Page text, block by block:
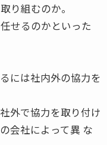
り組むのか。
せるのかといった
には社内外の協力を
外で協力を取り付け
会社によって異 な